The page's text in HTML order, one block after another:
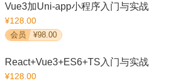
Vue3加Uni-app小程序入门与实战
¥128.00
会员 ¥98.00
React+Vue3+ES6+TS入门与实战
¥128.00